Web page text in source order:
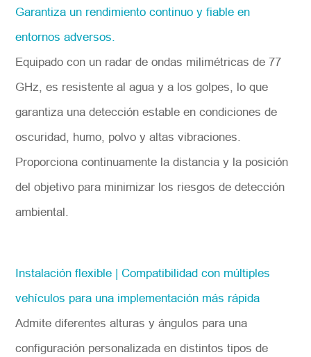
Garantiza un rendimiento continuo y fiable en
entornos adversos.
Equipado con un radar de ondas milimétricas de 77
GHz, es resistente al agua y a los golpes, lo que
garantiza una detección estable en condiciones de
oscuridad, humo, polvo y altas vibraciones.
Proporciona continuamente la distancia y la posición
del objetivo para minimizar los riesgos de detección
ambiental.
Instalación flexible | Compatibilidad con múltiples
vehículos para una implementación más rápida
Admite diferentes alturas y ángulos para una
configuración personalizada en distintos tipos de